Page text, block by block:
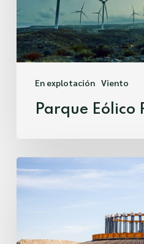
En explotación Viento
Parque Eólico
Parque
Eólico